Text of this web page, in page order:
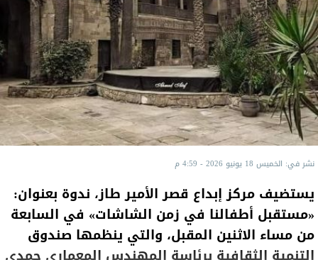
نشر في: الخميس 18 يونيو 2026 - 4:59 م
يستضيف مركز إبداع قصر الأمير طاز، ندوة بعنوان:
«مستقبل أطفالنا في زمن الشاشات» في السابعة
من مساء الاثنين المقبل، والتي ينظمها صندوق